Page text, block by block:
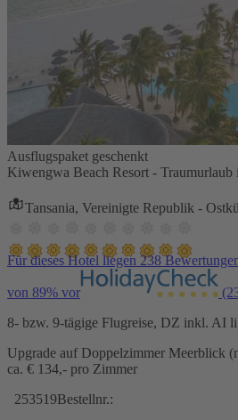
Ausflugspaket geschenkt
Kiwengwa Beach Resort - Traumurlaub
Tansania, Vereinigte Republik -
Für dieses Hotel liegen 238
von 89% vor
8- bzw. 9-tägige Flugreise, DZ inkl. AI
Upgrade auf Doppelzimmer Meerblick
ca. € 134,- pro Zimmer
253519Bestellnr.: